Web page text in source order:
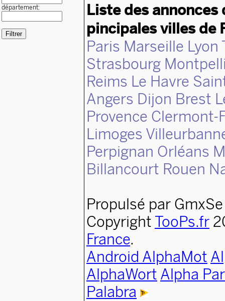
Liste des
pincipales villes de
Paris Marseille Lyon
Strasbourg
Reims Le Havre
Angers Dijon Brest
Provence Clermont-
Limoges
Perpignan Orléans
Billancourt Rouen
Propulsé par
Copyright TooPs.fr
France.
Android AlphaMot
AlphaWort Alpha
Palabra
département: